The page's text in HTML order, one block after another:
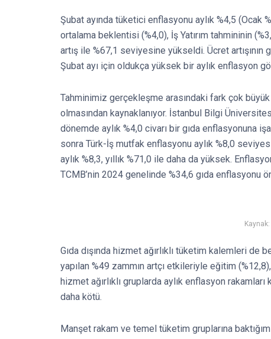
Şubat ayında tüketici enflasyonu aylık %4,5 (Ocak
ortalama beklentisi (%4,0), İş Yatırım tahmininin
artış ile %67,1 seviyesine yükseldi. Ücret
Şubat ayı için oldukça yüksek bir aylık enflasyon
Tahminimiz gerçekleşme arasındaki fark çok
olmasından kaynaklanıyor. İstanbul Bilgi
dönemde aylık %4,0 civarı bir gıda enflasyonuna
sonra Türk-İş mutfak enflasyonu aylık %8,0
aylık %8,3, yıllık %71,0 ile daha da yüksek.
TCMB’nin 2024 genelinde %34,6 gıda enflasyonu
Kaynak:
Gıda dışında hizmet ağırlıklı tüketim kalemleri
yapılan %49 zammın artçı etkileriyle eğitim
hizmet ağırlıklı gruplarda aylık enflasyon
daha kötü.
Manşet rakam ve temel tüketim gruplarına